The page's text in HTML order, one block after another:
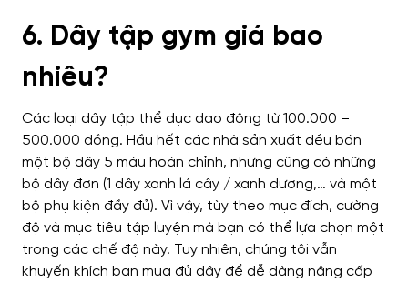
6. Dây tập gym giá bao
nhiêu?
Các loại dây tập thể dục dao động từ 100.000 –
500.000 đồng. Hầu hết các nhà sản xuất đều bán
một bộ dây 5 màu hoàn chỉnh, nhưng cũng có những
bộ dây đơn (1 dây xanh lá cây / xanh dương,… và một
bộ phụ kiện đầy đủ). Vì vậy, tùy theo mục đích, cường
độ và mục tiêu tập luyện mà bạn có thể lựa chọn một
trong các chế độ này. Tuy nhiên, chúng tôi vẫn
khuyến khích bạn mua đủ dây để dễ dàng nâng cấp